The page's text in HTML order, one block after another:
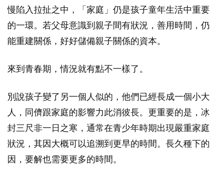
慢陷入拉扯之中，「家庭」仍是孩子童年生活中重要
的一環。若父母意識到親子間有狀況，善用時間，仍
能重建關係，好好儲備親子關係的資本。
來到青春期，情況就有點不一樣了。
別說孩子變了另一個人似的，他們已經長成一個小大
人，同儕跟家庭的影響力此消彼長。更重要的是，冰
封三尺非一日之寒，通常在青少年時期出現嚴重家庭
狀況，其因大概可以追溯到更早的時間。長久種下的
因，要解也需要更多的時間。